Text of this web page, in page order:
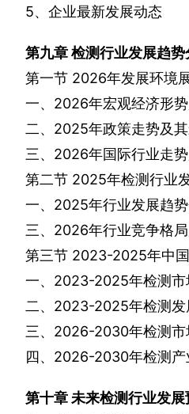
5、企业最新发展动态
第九章检测行业发展趋势
第一节 2026年发展环境
一、 2026年宏观经济形
二、 2025年政策走势及
三、 2026年国际行业走
第二节 2025年检测行业
一、 2025年行业发展趋
三、 2026年行业竞争格
第三节 2023-2025年中
一、 2023-2025年检测
二、 2023-2025年检测
三、 2026-2030年检测
四、 2026-2030年检测产
第十章 未来检测行业发展